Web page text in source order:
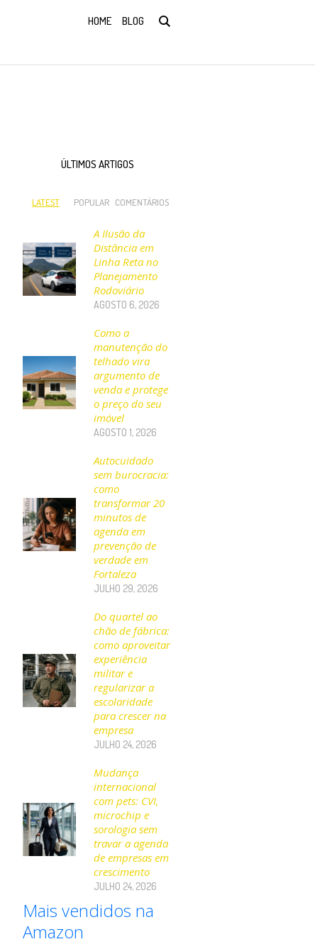
HOME BLOG
ÚLTIMOS ARTIGOS
LATEST POPULAR COMENTÁRIOS
A Ilusão da
Distância em
Linha Reta no
Planejamento
Rodoviário
AGOSTO 6, 2026
Como a
manutenção do
telhado vira
argumento de
venda e protege
o preço do seu
imóvel
AGOSTO 1, 2026
Autocuidado
sem burocracia:
como
transformar 20
minutos de
agenda em
prevenção de
verdade em
Fortaleza
JULHO 29, 2026
Do quartel ao
chão de fábrica:
como aproveitar
experiência
militar e
regularizar a
escolaridade
para crescer na
empresa
JULHO 24, 2026
Mudança
internacional
com pets: CVI,
microchip e
sorologia sem
travar a agenda
de empresas em
crescimento
JULHO 24, 2026
Mais vendidos na
Amazon